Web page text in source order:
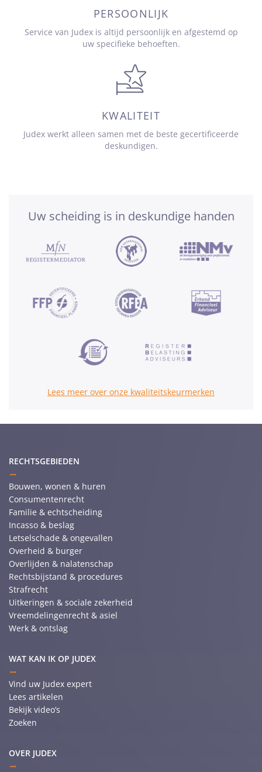
PERSOONLIJK
Service van Judex is altijd persoonlijk en afgestemd op
uw specifieke behoeften.
KWALITEIT
Judex werkt alleen samen met de beste gecertificeerde
deskundigen.
Uw scheiding is in deskundige handen
Lees meer over onze kwaliteitskeurmerken
RECHTSGEBIEDEN
Bouwen, wonen & huren
Consumentenrecht
Familie & echtscheiding
Incasso & beslag
Letselschade & ongevallen
Overheid & burger
Overlijden & nalatenschap
Rechtsbijstand & procedures
Strafrecht
Uitkeringen & sociale zekerheid
Vreemdelingenrecht & asiel
Werk & ontslag
WAT KAN IK OP JUDEX
Vind uw Judex expert
Lees artikelen
Bekijk video’s
Zoeken
OVER JUDEX